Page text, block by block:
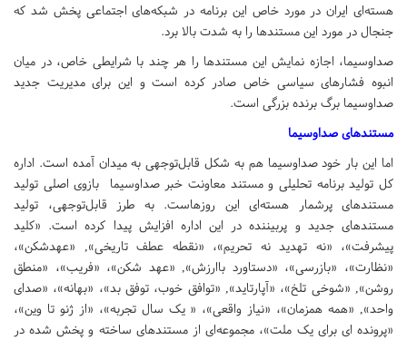
هسته‌ای ایران در مورد خاص این برنامه در شبکه‌های اجتماعی پخش شد که
جنجال در مورد این مستندها را به شدت بالا برد.
صداوسیما، اجازه نمایش این مستندها را هر چند با شرایطی خاص، در میان
انبوه فشارهای سیاسی خاص صادر کرده است و این برای مدیریت جدید
صداوسیما برگ برنده‌ بزرگی است.
مستندهای صداوسیما
اما این بار خود صداوسیما هم به شکل قابل‌توجهی به میدان آمده است. اداره
کل تولید برنامه تحلیلی و مستند معاونت خبر صداوسیما بازوی اصلی تولید
مستندهای پرشمار هسته‌ای این روزهاست. به طرز قابل‌توجهی، تولید
مستندهای جدید و پربیننده در این اداره افزایش پیدا کرده است. «کلید
پیشرفت»، «نه تهدید نه تحریم»، «نقطه عطف تاریخی», «عهدشکن»،
«نظارت»، «بازرسی»، «دستاورد باارزش», «عهد شکن»، «فریب»، «منطق
روشن», «شوخی تلخ»، «آپارتاید», «توافق خوب، توفق بد»، «بهانه»، «صدای
واحد», «همه همزمان»، «نیاز واقعی»، « یک سال تجربه»، «از ژنو تا وین»،
«پرونده ای برای یک ملت»، مجموعه‌ای از مستندهای ساخته و پخش شده در